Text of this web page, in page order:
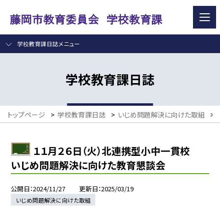
学校教育課日誌メニュー
学校教育課日誌
トップページ > 学校教育課日誌 > いじめ問題解決に向けた取組 >
１１月２６日（火）北連携型小中一貫校
いじめ問題解決に向けた教育懇談会
公開日 2024/11/27 更新日 2025/03/19
いじめ問題解決に向けた取組